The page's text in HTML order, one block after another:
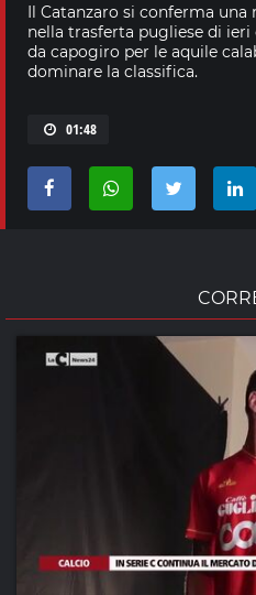
Il Catanzaro si conferma
nella trasferta pugliese di ieri
da capogiro per le aquile
dominare la classifica.
01:48